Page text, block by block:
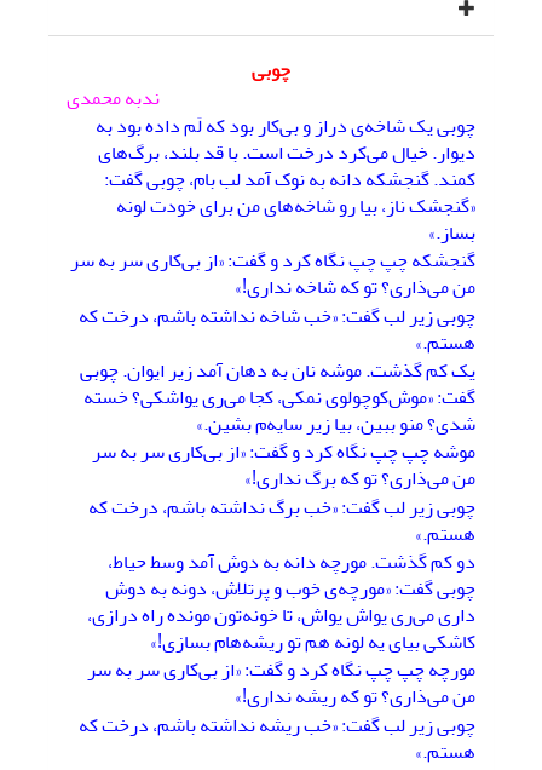
چوبی
ندبه محمدی
چوبی یک شاخه‌ی دراز و بی‌کار بود که لَم داده بود به
دیوار. خیال می‌کرد درخت است. با قد بلند، برگ‌های
کمند. گنجشکه دانه به نوک آمد لب بام، چوبی گفت:
«گنجشک ناز، بیا رو شاخه‌های من برای خودت لونه
بساز.»
گنجشکه چپ چپ نگاه کرد و گفت: «از بی‌کاری سر به سر
من می‌ذاری؟ تو که شاخه نداری!»
چوبی زیر لب گفت: «خب شاخه نداشته باشم، درخت که
هستم.»
یک کم گذشت. موشه نان به دهان آمد زیر ایوان. چوبی
گفت: «موش‌کوچولوی نمکی، کجا می‌ری یواشکی؟ خسته
شدی؟ منو ببین، بیا زیر سایه‌م بشین.»
موشه چپ چپ نگاه کرد و گفت: «از بی‌کاری سر به سر
من می‌ذاری؟ تو که برگ نداری!»
چوبی زیر لب گفت: «خب برگ نداشته باشم، درخت که
هستم.»
دو کم گذشت. مورچه دانه به دوش آمد وسط حیاط،
چوبی گفت: «مورچه‌ی خوب و پرتلاش، دونه به دوش
داری می‌ری یواش یواش، تا خونه‌تون مونده راه درازی،
کاشکی بیای یه لونه هم تو ریشه‌هام بسازی!»
مورچه چپ چپ نگاه کرد و گفت: «از بی‌کاری سر به سر
من می‌ذاری؟ تو که ریشه نداری!»
چوبی زیر لب گفت: «خب ریشه نداشته باشم، درخت که
هستم.»